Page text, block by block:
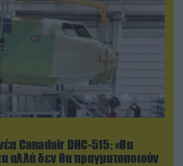
Canadair DHC-515: «Θα
αλλά δεν θα πραγματοποιούν